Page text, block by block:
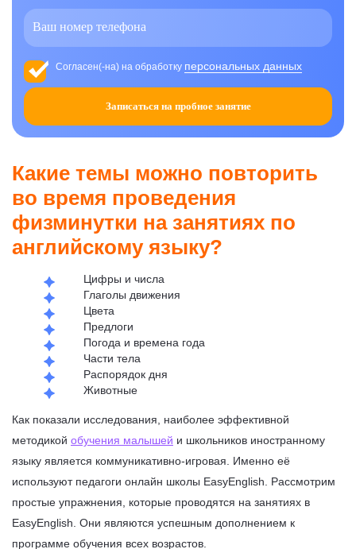
Согласен(-на) на обработку персональных данных
Записаться на пробное занятие
Какие темы можно повторить
во время проведения
физминутки на занятиях по
английскому языку?
Цифры и числа
Глаголы движения
Цвета
Предлоги
Погода и времена года
Части тела
Распорядок дня
Животные
Как показали исследования, наиболее эффективной
методикой обучения малышей и школьников иностранному
языку является коммуникативно-игровая. Именно её
используют педагоги онлайн школы EasyEnglish. Рассмотрим
простые упражнения, которые проводятся на занятиях в
EasyEnglish. Они являются успешным дополнением к
программе обучения всех возрастов.